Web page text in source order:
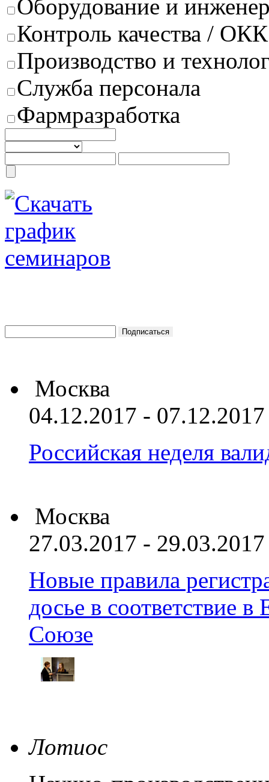
Оборудование и
Контроль качества / ОКК
Производство и
Служба персонала
Фармразработка
Москва
04.12.2017 - 07.12.2017
Российская неделя
Москва
27.03.2017 - 29.03.2017
Новые правила
досье в соответствие
Союзе
Лотиос